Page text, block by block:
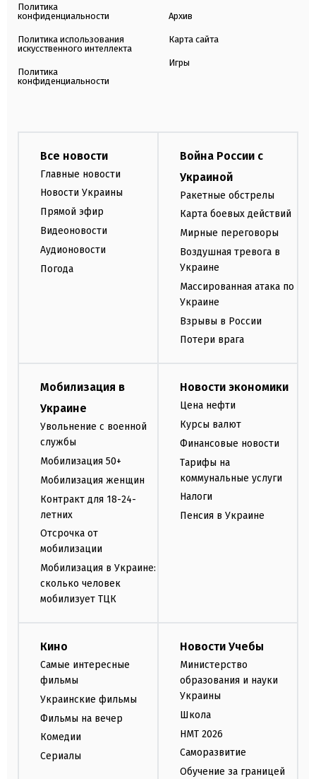
Политика
конфиденциальности
Политика использования
искусственного интеллекта
Политика
конфиденциальности
Архив
Карта сайта
Игры
Все новости
Главные новости
Новости Украины
Прямой эфир
Видеоновости
Аудионовости
Погода
Война России с
Украиной
Ракетные обстрелы
Карта боевых действий
Мирные переговоры
Воздушная тревога в
Украине
Массированная атака по
Украине
Взрывы в России
Потери врага
Мобилизация в
Украине
Увольнение с военной
службы
Мобилизация 50+
Мобилизация женщин
Контракт для 18-24-
летних
Отсрочка от
мобилизации
Мобилизация в Украине:
сколько человек
мобилизует ТЦК
Новости экономики
Цена нефти
Курсы валют
Финансовые новости
Тарифы на
коммунальные услуги
Налоги
Пенсия в Украине
Кино
Самые интересные
фильмы
Украинские фильмы
Фильмы на вечер
Комедии
Сериалы
Новости Учебы
Министерство
образования и науки
Украины
Школа
НМТ 2026
Саморазвитие
Обучение за границей